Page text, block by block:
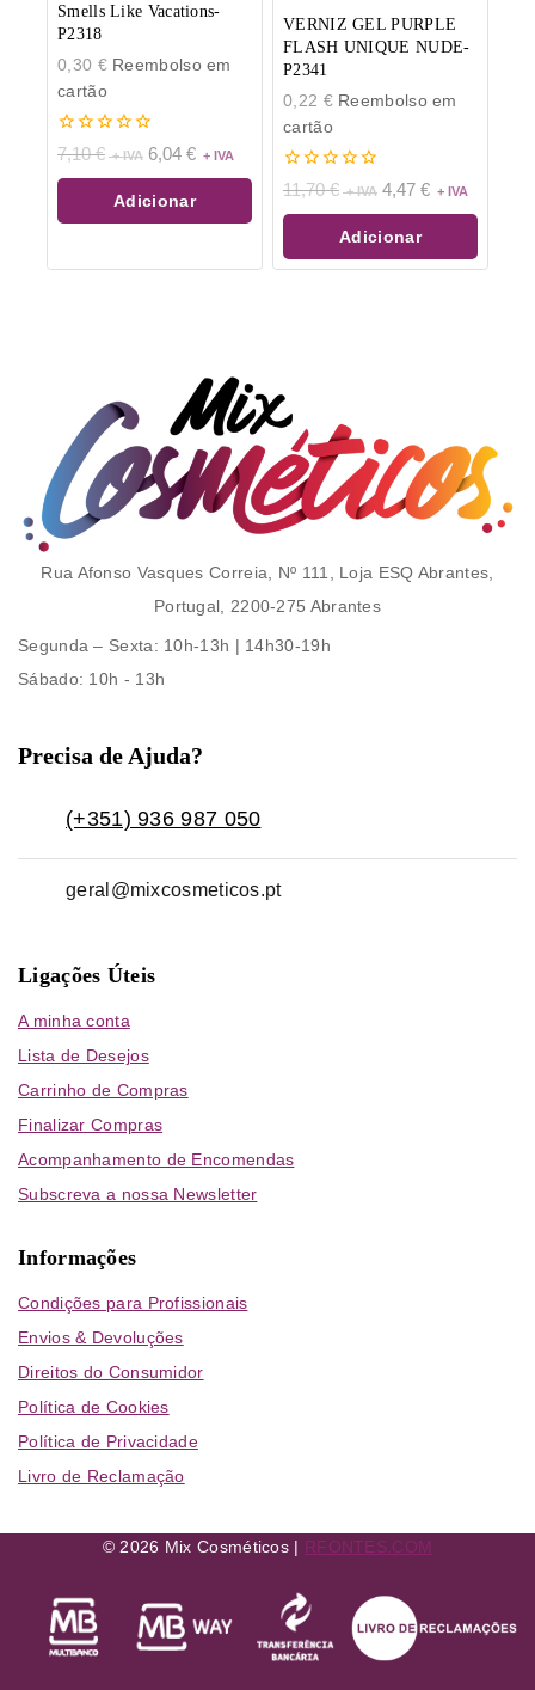
Smells Like Vacations-
P2318
0,30 €Reembolso em
cartão
0
de
5
7,10€ 6,04 €
Adicionar
VERNIZ GEL PURPLE
FLASH UNIQUE NUDE-
P2341
0,22 €Reembolso em
cartão
0
de
5
11,70€ 4,47 €
Adicionar
Rua Afonso Vasques Correia, Nº 111, Loja ESQ Abrantes,
Portugal, 2200-275 Abrantes
Segunda – Sexta: 10h-13h | 14h30-19h
Sábado: 10h - 13h
Precisa de Ajuda?
(+351) 936 987 050
geral@mixcosmeticos.pt
Ligações Úteis
A minha conta
Lista de Desejos
Carrinho de Compras
Finalizar Compras
Acompanhamento de Encomendas
Subscreva a nossa Newsletter
Informações
Condições para Profissionais
Envios & Devoluções
Direitos do Consumidor
Política de Cookies
Política de Privacidade
Livro de Reclamação
© 2026 Mix Cosméticos | RFONTES.COM